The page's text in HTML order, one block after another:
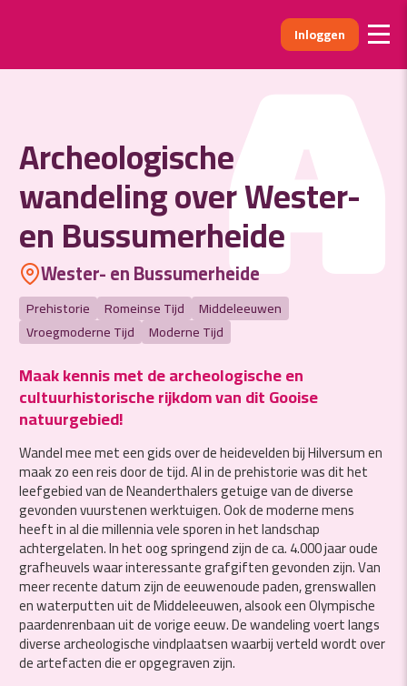
Inloggen
A
Archeologische
wandeling over Wester-
en Bussumerheide
Wester- en Bussumerheide
Prehistorie Romeinse Tijd
Middeleeuwen
Vroegmoderne Tijd
Moderne Tijd
Maak kennis met de archeologische en
cultuurhistorische rijkdom van dit Gooise
natuurgebied!
Wandel mee met een gids over de heidevelden bij Hilversum en
maak zo een reis door de tijd. Al in de prehistorie was dit het
leefgebied van de Neanderthalers getuige van de diverse
gevonden vuurstenen werktuigen. Ook de moderne mens
heeft in al die millennia vele sporen in het landschap
achtergelaten. In het oog springend zijn de ca. 4.000 jaar oude
grafheuvels waar interessante grafgiften gevonden zijn. Van
meer recente datum zijn de eeuwenoude paden, grenswallen
en waterputten uit de Middeleeuwen, alsook een Olympische
paardenrenbaan uit de vorige eeuw. De wandeling voert langs
diverse archeologische vindplaatsen waarbij verteld wordt over
de artefacten die er opgegraven zijn.